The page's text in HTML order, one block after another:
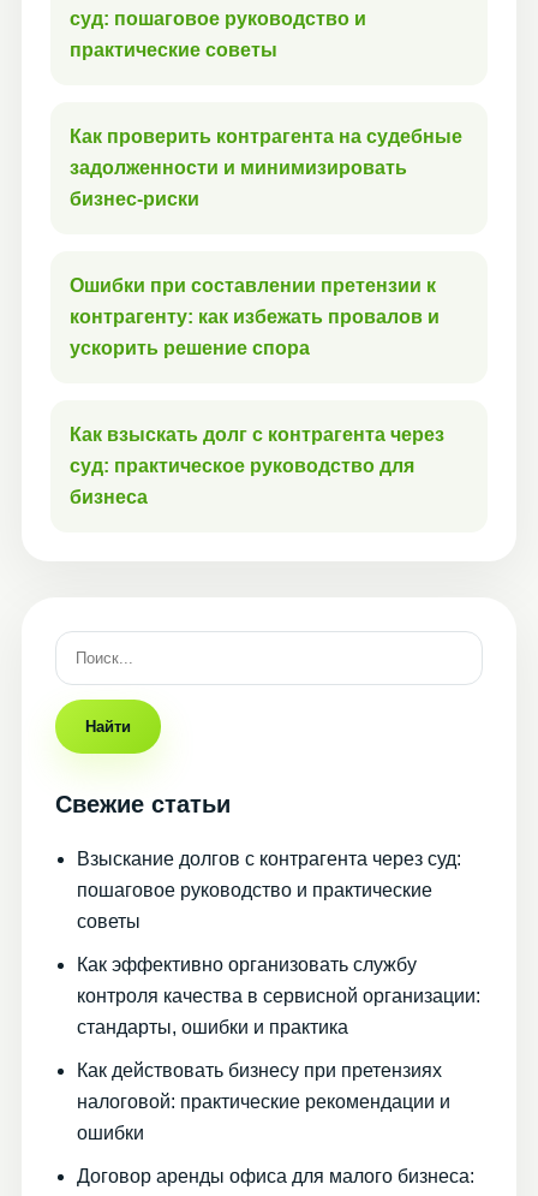
суд: пошаговое руководство и
практические советы
Как проверить контрагента на судебные
задолженности и минимизировать
бизнес-риски
Ошибки при составлении претензии к
контрагенту: как избежать провалов и
ускорить решение спора
Как взыскать долг с контрагента через
суд: практическое руководство для
бизнеса
Найти
Свежие статьи
Взыскание долгов с контрагента через суд:
пошаговое руководство и практические
советы
Как эффективно организовать службу
контроля качества в сервисной организации:
стандарты, ошибки и практика
Как действовать бизнесу при претензиях
налоговой: практические рекомендации и
ошибки
Договор аренды офиса для малого бизнеса: